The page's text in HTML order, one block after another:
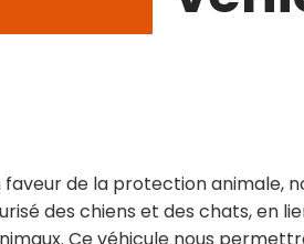
de la protection animale,
des chiens et des chats, en